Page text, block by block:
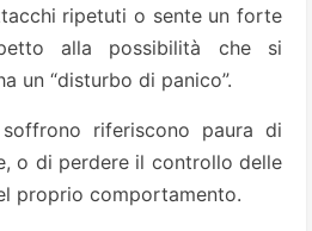
ripetuti o sente un forte
alla possibilità che si
un “disturbo di panico”.
riferiscono paura di
o di perdere il controllo delle
proprio comportamento.